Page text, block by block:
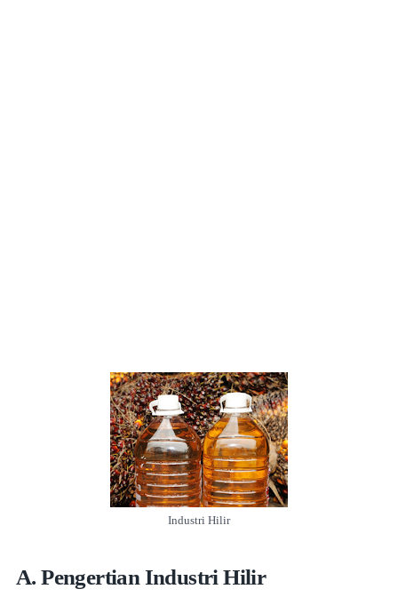
Industri Hilir
A. Pengertian Industri Hilir